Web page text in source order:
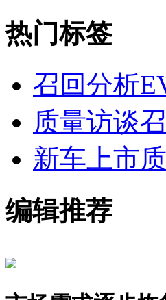
热门标签
召回分析
质量访谈
新车上市
编辑推荐